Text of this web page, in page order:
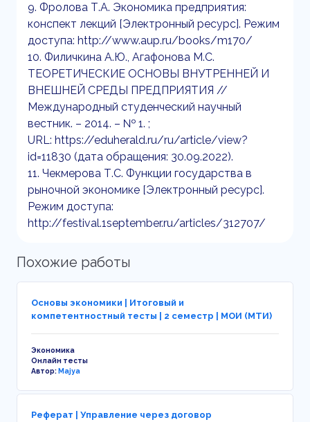
9. Фролова Т.А. Экономика предприятия:
конспект лекций [Электронный ресурс]. Режим
доступа: http://www.aup.ru/books/m170/
10. Филичкина А.Ю., Агафонова М.С.
ТЕОРЕТИЧЕСКИЕ ОСНОВЫ ВНУТРЕННЕЙ И
ВНЕШНЕЙ СРЕДЫ ПРЕДПРИЯТИЯ //
Международный студенческий научный
вестник. – 2014. – № 1. ;
URL: https://eduherald.ru/ru/article/view?
id=11830 (дата обращения: 30.09.2022).
11. Чекмерова Т.С. Функции государства в
рыночной экономике [Электронный ресурс].
Режим доступа:
http://festival.1september.ru/articles/312707/
Похожие работы
Основы экономики | Итоговый и
компетентностный тесты | 2 семестр | МОИ (МТИ)
Экономика
Онлайн тесты
Автор:Majya
Реферат | Управление через договор